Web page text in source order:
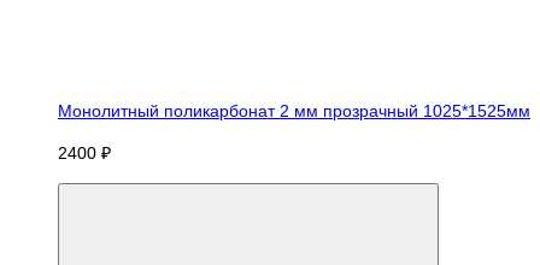
Монолитный поликарбонат 2 мм прозрачный 1025*1525мм
2400 ₽